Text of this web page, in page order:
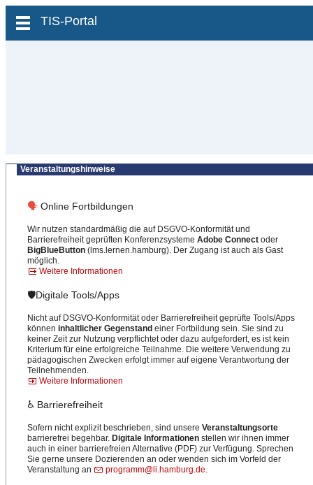
zum Inhalt wechseln
TIS-Portal
Veranstaltungshinweise
🗣 Online Fortbildungen
Wir nutzen standardmäßig die auf DSGVO-Konformität und
Barrierefreiheit geprüften Konferenzsysteme Adobe Connect oder
BigBlueButton (lms.lernen.hamburg). Der Zugang ist auch als Gast
möglich.
Weitere Informationen
🛡️Digitale Tools/Apps
Nicht auf DSGVO-Konformität oder Barrierefreiheit geprüfte Tools/Apps
können inhaltlicher Gegenstand einer Fortbildung sein. Sie sind zu
keiner Zeit zur Nutzung verpflichtet oder dazu aufgefordert, es ist kein
Kriterium für eine erfolgreiche Teilnahme. Die weitere Verwendung zu
pädagogischen Zwecken erfolgt immer auf eigene Verantwortung der
Teilnehmenden.
Weitere Informationen
♿ Barrierefreiheit
Sofern nicht explizit beschrieben, sind unsere Veranstaltungsorte
barrierefrei begehbar. Digitale Informationen stellen wir ihnen immer
auch in einer barrierefreien Alternative (PDF) zur Verfügung. Sprechen
Sie gerne unsere Dozierenden an oder wenden sich im Vorfeld der
Veranstaltung an
programm@li.hamburg.de.